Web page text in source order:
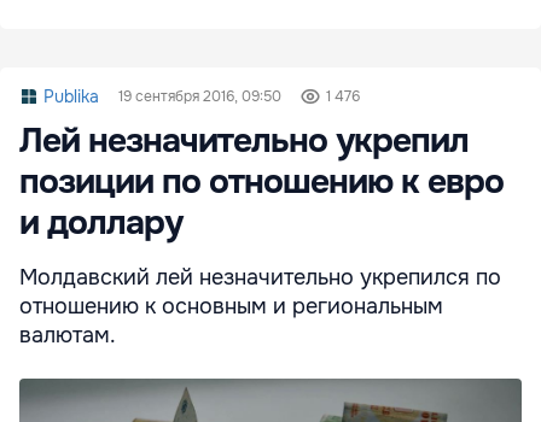
Publika 19 сентября 2016, 09:50 1 476
Лей незначительно укрепил
позиции по отношению к евро
и доллару
Молдавский лей незначительно укрепился по
отношению к основным и региональным
валютам.